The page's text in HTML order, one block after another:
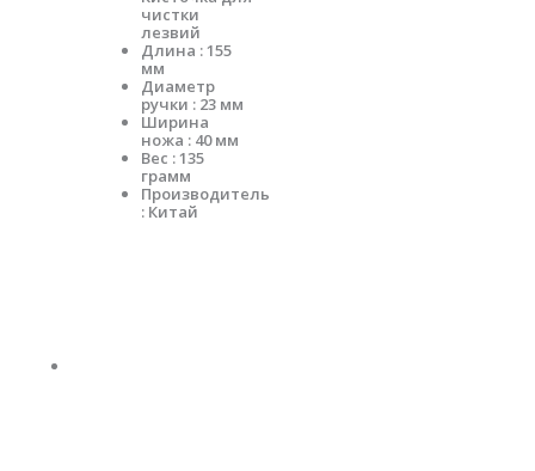
чистки
лезвий
Длина : 155
мм
Диаметр
ручки : 23 мм
Ширина
ножа : 40 мм
Вес : 135
грамм
Производитель
: Китай